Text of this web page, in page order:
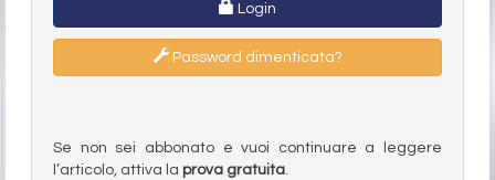
Login
Password dimenticata?
Se non sei abbonato e vuoi continuare a leggere
l’articolo, attiva la prova gratuita.